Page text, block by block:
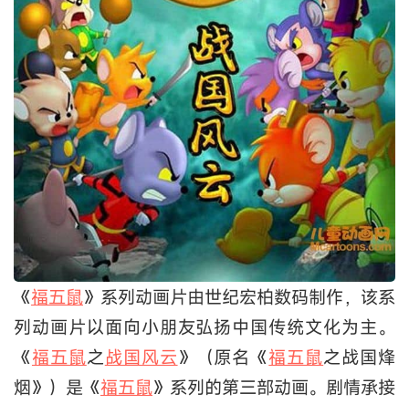
《福五鼠》系列动画片由世纪宏柏数码制作，该系
列动画片以面向小朋友弘扬中国传统文化为主。
《福五鼠之 战国风云》（原名《福五鼠之战国烽
烟》）是《福五鼠》系列的第三部动画。剧情承接